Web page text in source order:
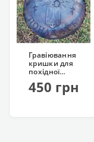
Гравіювання
кришки для
похідної
450 грн